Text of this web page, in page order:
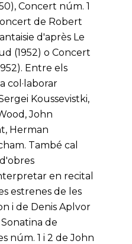
Concert núm. 1
de Robert
d'après Le
(1952) o Concert
Entre els
col·laborar
Koussevistki,
John
Herman
També cal
en recital
estrenes de les
i de Denis Aplvor
de
núm. 1 i 2 de John